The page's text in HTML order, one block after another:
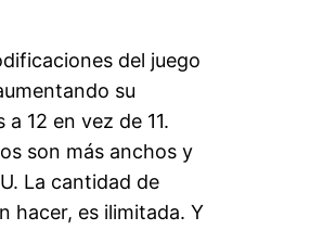
del juego
su
12 en vez de 11.
son más anchos y
La cantidad de
hacer, es ilimitada. Y